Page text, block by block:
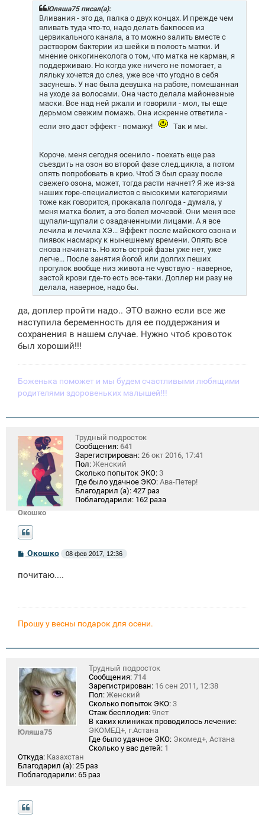
Юляша75 писал(а):
Вливания - это да, палка о двух концах. И прежде чем
вливать туда что-то, надо делать бакпосев из
цервикального канала, а то можно залить вместе с
раствором бактерии из шейки в полость матки. И
мнение онкогинеколога о том, что матка не карман, я
поддерживаю. Но когда уже ничего не помогает, а
ляльку хочется до слез, уже все что угодно в себя
засунешь. У нас была девушка на работе, помешанная
на уходе за волосами. Она часто делала майонезные
маски. Все над ней ржали и говорили - мол, ты еще
дерьмом свежим помажь. Она искренне ответила -
если это даст эффект - помажу!
Так и мы.
Короче. меня сегодня осенило - поехать еще раз
съездить на озон во второй фазе след.цикла, а потом
опять попробовать в крио. Чтоб Э был сразу после
свежего озона, может, тогда расти начнет? Я же из-за
наших горе-специалистов с высокими категориями
тоже как говорится, прокакала полгода - думала, у
меня матка болит, а это болел мочевой. Они меня все
щупали-щупали с озадаченными лицами. А я все
лечила и лечила ХЭ... Эффект после майского озона и
пиявок насмарку к нынешнему времени. Опять все
снова начинать. Но хоть острой фазы уже нет, уже
легче... После занятия йогой или долгих пеших
прогулок вообще низ живота не чувствую - наверное,
застой крови где-то есть все-таки. Доплер ни разу не
делала, наверное, надо бы.
да, доплер пройти надо.. ЭТО важно если все же
наступила беременность для ее поддержания и
сохранения в нашем случае. Нужно чтоб кровоток
был хороший!!!
Боженька поможет и мы будем счастливыми любящими
родителями здоровеньких малышей!!!
Окошко
Трудный подросток
Сообщения: 641
Зарегистрирован: 26 окт 2016, 17:41
Пол: Женский
Сколько попыток ЭКО: 3
Где было удачное ЭКО: Ава-Петер!
Благодарил (а): 427 раз
Поблагодарили: 162 раза
С
о
б
Окошко 08 фев 2017, 12:36
почитаю....
Прошу у весны подарок для осени.
Юляша75
Трудный подросток
Сообщения: 714
Зарегистрирован: 16 сен 2011, 12:38
Пол: Женский
Сколько попыток ЭКО: 3
Стаж бесплодия: 9лет
В каких клиниках проводилось лечение:
ЭКОМЕД+, г.Астана
Где было удачное ЭКО: Экомед+, Астана
Сколько у вас детей: 1
Откуда: Казахстан
Благодарил (а): 25 раз
Поблагодарили: 65 раз